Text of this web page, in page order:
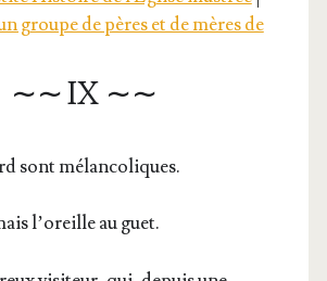
groupe de pères et de mères de
∼∼ IX ∼∼
sont mélancoliques.
l’o­reille au guet.